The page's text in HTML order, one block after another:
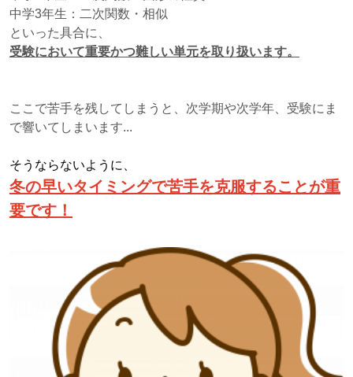
中学3年生：二次関数・相似
といった具合に、
受験において重要かつ難しい単元を取り扱います。
ここで苦手を残してしまうと、次学期や次学年、受験にま
で響いてしまいます...
そうならないように、
冬の早いタイミングで苦手を克服することが重
要です！